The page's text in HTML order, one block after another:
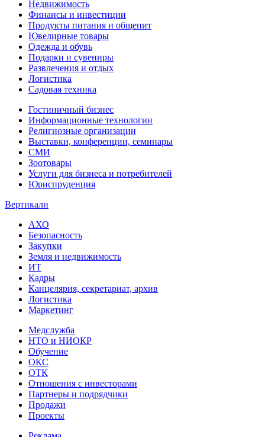
Недвижимость
Финансы и инвестиции
Продукты питания и общепит
Ювелирные товары
Одежда и обувь
Подарки и сувениры
Развлечения и отдых
Логистика
Садовая техника
Гостиничный бизнес
Информационные технологии
Религиозные организации
Выставки, конференции, семинары
СМИ
Зоотовары
Услуги для бизнеса и потребителей
Юриспруденция
Вертикали
АХО
Безопасность
Закупки
Земля и недвижимость
ИТ
Кадры
Канцелярия, секретариат, архив
Логистика
Маркетинг
Медслужба
НТО и НИОКР
Обучение
ОКС
ОТК
Отношения с инвесторами
Партнеры и подрядчики
Продажи
Проекты